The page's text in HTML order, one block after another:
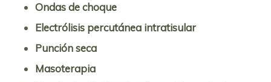
Ondas de choque
Electrólisis percutánea intratisular
Punción seca
Masoterapia